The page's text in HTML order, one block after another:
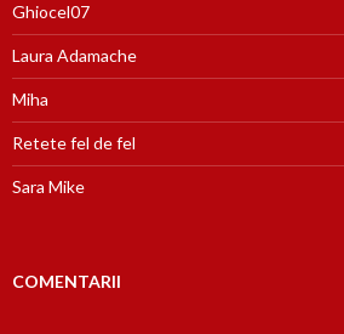
Ghiocel07
Laura Adamache
Miha
Retete fel de fel
Sara Mike
COMENTARII